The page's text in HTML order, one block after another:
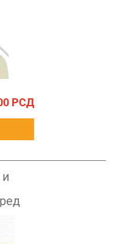
РСД